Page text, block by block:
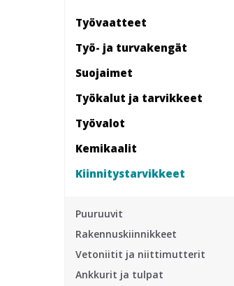
Työvaatteet
Työ- ja turvakengät
Suojaimet
Työkalut ja tarvikkeet
Työvalot
Kemikaalit
Kiinnitys­tarvikkeet
Puuruuvit
Rakennuskiinnikkeet
Vetoniitit ja niittimutterit
Ankkurit ja tulpat